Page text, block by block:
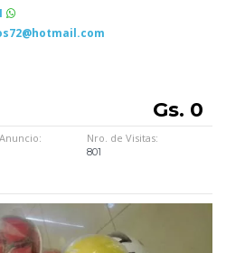
Gs. 0
Nro. de Visitas:
801